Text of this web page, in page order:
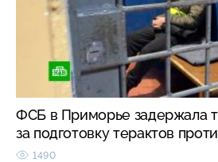
ФСБ в Приморье задержала
за подготовку терактов
1490